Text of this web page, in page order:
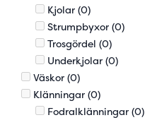
Kjolar (0)
Strumpbyxor (0)
Trosgördel (0)
Underkjolar (0)
Väskor (0)
Klänningar (0)
Fodralklänningar (0)